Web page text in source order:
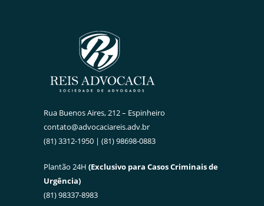
Rua Buenos Aires, 212 – Espinheiro
contato@advocaciareis.adv.br
(81) 3312-1950 | (81) 98698-0883
Plantão 24H (Exclusivo para Casos Criminais de
Urgência)
(81) 98337-8983